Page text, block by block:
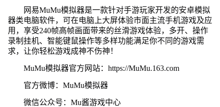
网易MuMu模拟器是一款针对手游玩家开发的安卓模拟
器类电脑软件，可在电脑上大屏体验市面主流手机游戏及应
用，享受240帧高帧画面带来的丝滑游戏体验，多开、操作
录制挂机、智能键鼠操作等多样功能满足你不同的游戏需
求，让你轻松游戏成神不伤神！
MuMu模拟器官方网站：https://MuMu.163.com
官方微博：MuMu模拟器
微信公众号：Mu酱游戏中心